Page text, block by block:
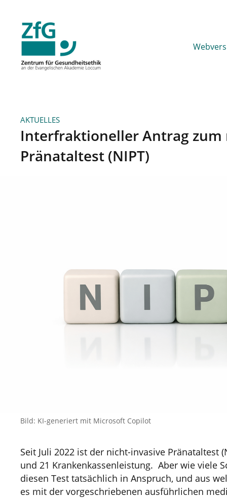
AKTUELLES
Interfraktioneller Antrag zum
Pränataltest (NIPT)
Bild: KI-generiert mit Microsoft Copilot
Seit Juli 2022 ist der nicht-invasive Pränataltest
und 21 Krankenkassenleistung. Aber wie viele
diesen Test tatsächlich in Anspruch, und aus
es mit der vorgeschriebenen ausführlichen